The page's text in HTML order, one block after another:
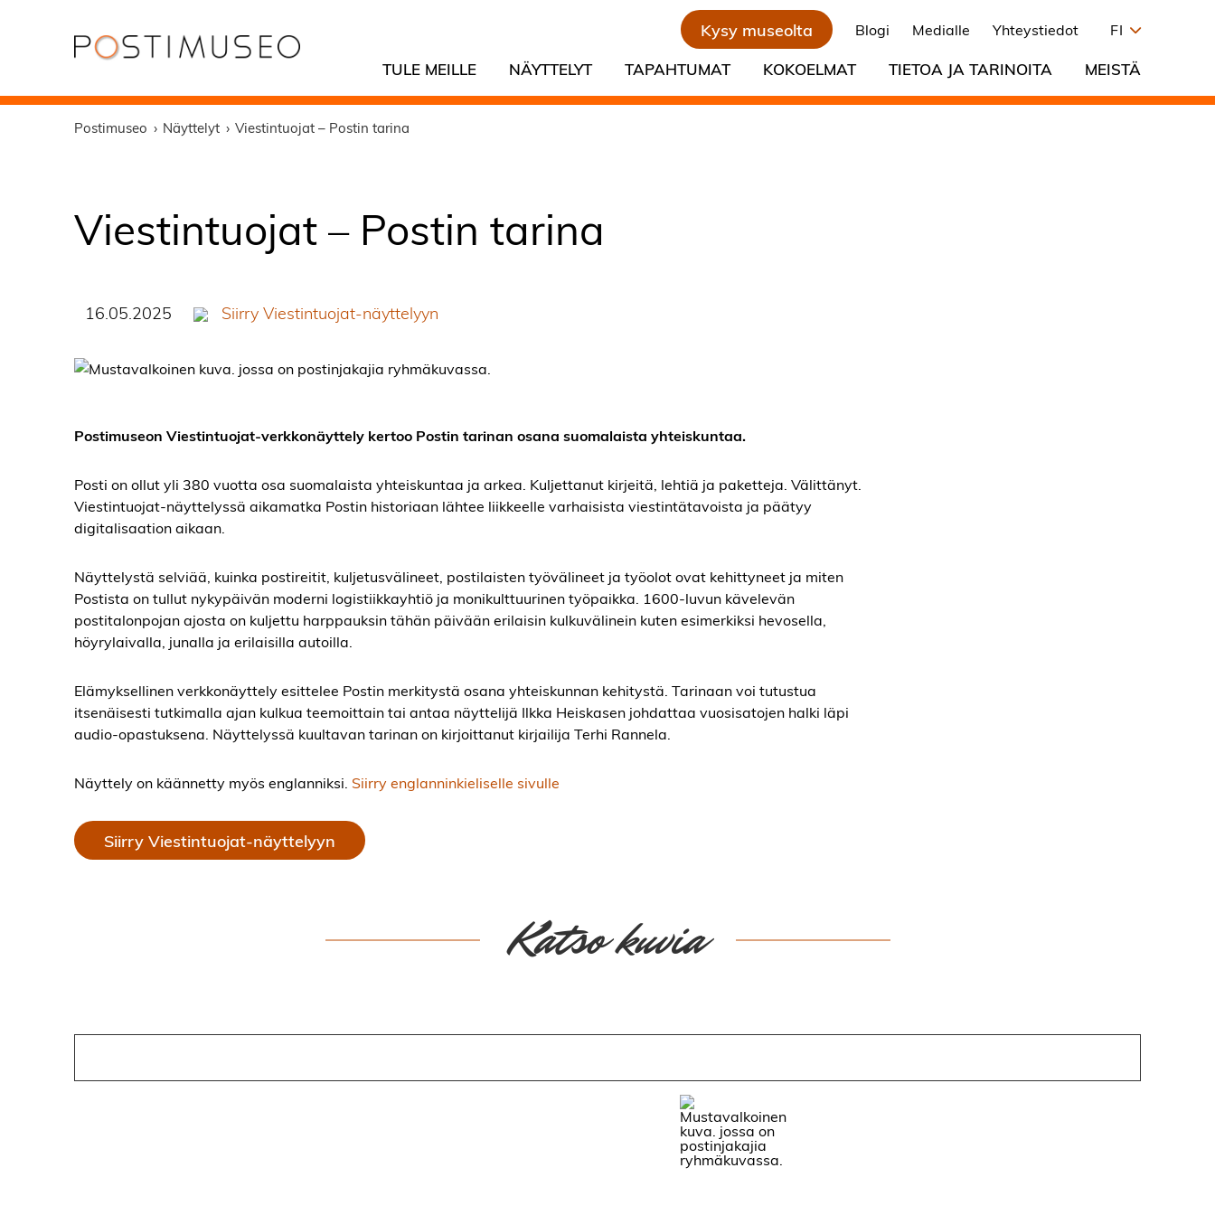
Kysy museolta Blogi Medialle Yhteystiedot FI
TULE MEILLE NÄYTTELYT TAPAHTUMAT KOKOELMAT TIETOA JA TARINOITA MEISTÄ
Postimuseo Näyttelyt Viestintuojat – Postin tarina
Viestintuojat – Postin tarina
16.05.2025 Siirry Viestintuojat-näyttelyyn
Postimuseon Viestintuojat-verkkonäyttely kertoo Postin tarinan osana suomalaista yhteiskuntaa.
Posti on ollut yli 380 vuotta osa suomalaista yhteiskuntaa ja arkea. Kuljettanut kirjeitä, lehtiä ja paketteja. Välittänyt.
Viestintuojat-näyttelyssä aikamatka Postin historiaan lähtee liikkeelle varhaisista viestintätavoista ja päätyy
digitalisaation aikaan.
Näyttelystä selviää, kuinka postireitit, kuljetusvälineet, postilaisten työvälineet ja työolot ovat kehittyneet ja miten
Postista on tullut nykypäivän moderni logistiikkayhtiö ja monikulttuurinen työpaikka. 1600-luvun kävelevän
postitalonpojan ajosta on kuljettu harppauksin tähän päivään erilaisin kulkuvälinein kuten esimerkiksi hevosella,
höyrylaivalla, junalla ja erilaisilla autoilla.
Elämyksellinen verkkonäyttely esittelee Postin merkitystä osana yhteiskunnan kehitystä. Tarinaan voi tutustua
itsenäisesti tutkimalla ajan kulkua teemoittain tai antaa näyttelijä Ilkka Heiskasen johdattaa vuosisatojen halki läpi
audio-opastuksena. Näyttelyssä kuultavan tarinan on kirjoittanut kirjailija Terhi Rannela.
Näyttely on käännetty myös englanniksi. Siirry englanninkieliselle sivulle
Siirry Viestintuojat-näyttelyyn
Katso kuvia